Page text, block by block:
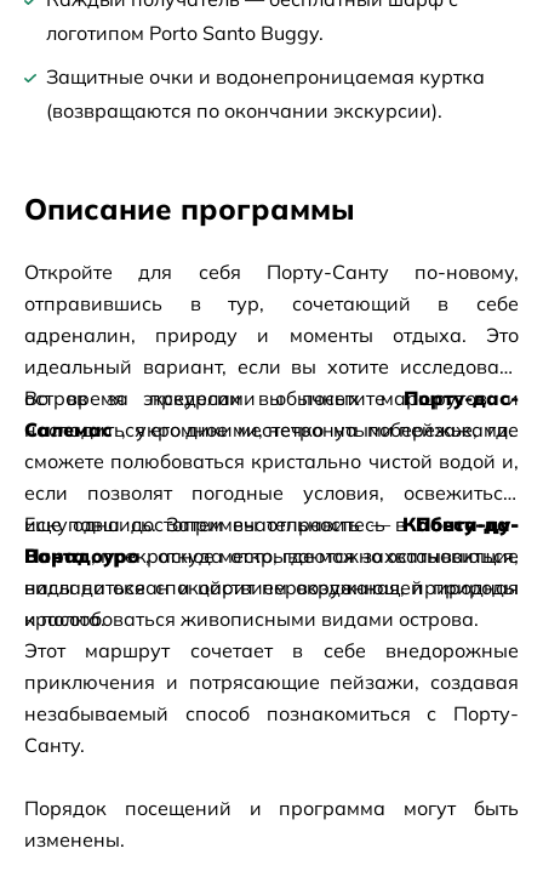
логотипом Porto Santo Buggy.
Защитные очки и водонепроницаемая куртка
(возвращаются по окончании экскурсии).
Описание программы
Откройте для себя Порту-Санту по-новому,
отправившись в тур, сочетающий в себе
адреналин, природу и моменты отдыха. Это
идеальный вариант, если вы хотите исследовать
остров за пределами обычных маршрутов и
насладиться его дикими, нетронутыми пейзажами.
Во время экскурсии вы посетите
Порту-дас-
Салемас , укромное местечко на побережье, где
сможете полюбоваться кристально чистой водой и,
если позволят погодные условия, освежиться,
искупавшись. Затем вы отправитесь в Понта-ду-
Варадоуро , откуда открываются захватывающие
виды на океан и царит первозданная, природная
красота.
Еще одна достопримечательность — Кабесу-да-
Понта , прекрасное место, где можно остановиться,
насладиться спокойствием окружающей природы
и полюбоваться живописными видами острова.
Этот маршрут сочетает в себе внедорожные
приключения и потрясающие пейзажи, создавая
незабываемый способ познакомиться с Порту-
Санту.
Порядок посещений и программа могут быть
изменены.